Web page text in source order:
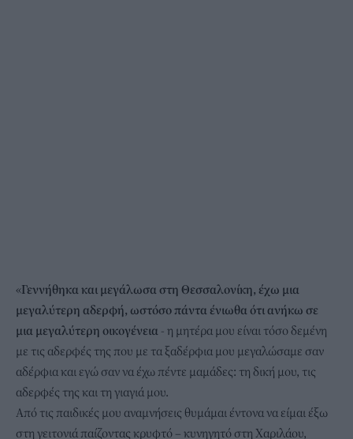
«Γεννήθηκα και μεγάλωσα στη Θεσσαλονίκη, έχω μια
μεγαλύτερη αδερφή, ωστόσο πάντα ένιωθα ότι ανήκω σε
μια μεγαλύτερη οικογένεια - η μητέρα μου είναι τόσο δεμένη
με τις αδερφές της που με τα ξαδέρφια μου μεγαλώσαμε σαν
αδέρφια και εγώ σαν να έχω πέντε μαμάδες: τη δική μου, τις
αδερφές της και τη γιαγιά μου.
Από τις παιδικές μου αναμνήσεις θυμάμαι έντονα να είμαι έξω
στη γειτονιά παίζοντας κρυφτό – κυνηγητό στη Χαριλάου,